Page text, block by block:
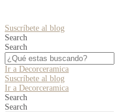
Suscríbete al blog
Search
Search
Ir a Decorceramica
Suscríbete al blog
Ir a Decorceramica
Search
Search